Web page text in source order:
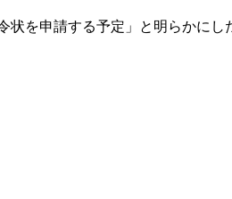
を申請する予定」と明らかにし